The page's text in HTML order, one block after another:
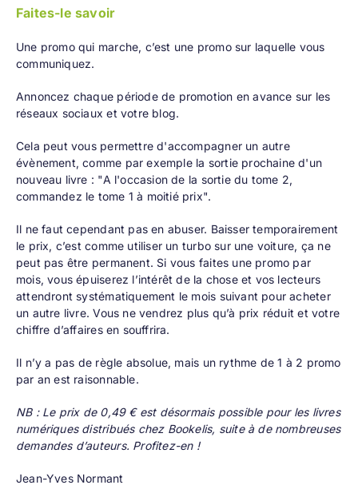
Faites-le savoir
Une promo qui marche, c’est une promo sur laquelle vous
communiquez.
Annoncez chaque période de promotion en avance sur les
réseaux sociaux et votre blog.
Cela peut vous permettre d'accompagner un autre
évènement, comme par exemple la sortie prochaine d'un
nouveau livre : "A l'occasion de la sortie du tome 2,
commandez le tome 1 à moitié prix".
Il ne faut cependant pas en abuser. Baisser temporairement
le prix, c’est comme utiliser un turbo sur une voiture, ça ne
peut pas être permanent. Si vous faites une promo par
mois, vous épuiserez l’intérêt de la chose et vos lecteurs
attendront systématiquement le mois suivant pour acheter
un autre livre. Vous ne vendrez plus qu’à prix réduit et votre
chiffre d’affaires en souffrira.
Il n’y a pas de règle absolue, mais un rythme de 1 à 2 promo
par an est raisonnable.
NB : Le prix de 0,49 € est désormais possible pour les livres
numériques distribués chez Bookelis, suite à de nombreuses
demandes d’auteurs. Profitez-en !
Jean-Yves Normant